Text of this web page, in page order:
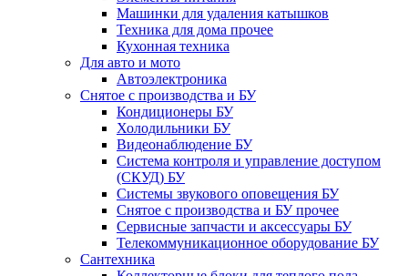
Машинки для удаления катышков
Техника для дома прочее
Кухонная техника
Для авто и мото
Автоэлектроника
Снятое с производства и БУ
Кондиционеры БУ
Холодильники БУ
Видеонаблюдение БУ
Система контроля и управление доступом
(СКУД) БУ
Системы звукового оповещения БУ
Снятое с производства и БУ прочее
Сервисные запчасти и аксессуары БУ
Телекоммуникационное оборудование БУ
Сантехника